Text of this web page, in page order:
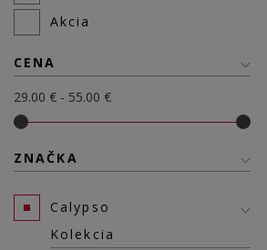
Akcia
CENA
29.00 € - 55.00 €
ZNAČKA
Calypso
Kolekcia